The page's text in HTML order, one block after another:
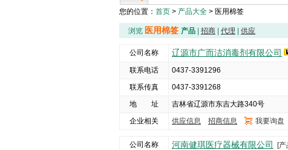
您的位置： 首页 > 产品大全 > 医用棉签
浏览 医用棉签 产品 招商 代理 供应
公司名称 辽源市广而洁消毒剂有限公司
联系电话
0437-3391296
联系传真
0437-3391268
地 址
吉林省辽源市东吉大路340号
企业相关
供应信息 招商信息 我要询盘
公司名称 河南健琪医疗器械有限公司
[